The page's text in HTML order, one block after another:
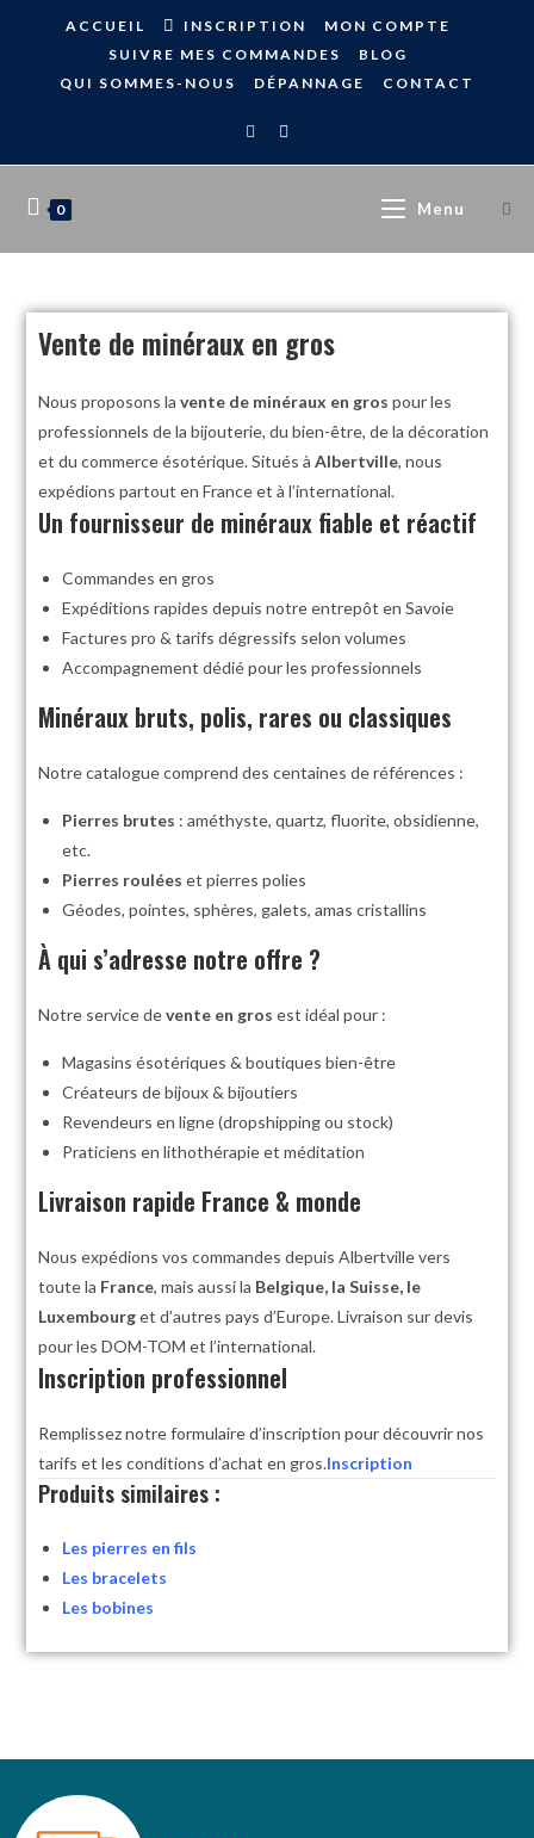
ACCUEIL INSCRIPTION
MON COMPTE
SUIVRE MES COMMANDES
BLOG
QUI SOMMES-NOUS
DÉPANNAGE CONTACT
0 Menu
Vente de minéraux en gros
Nous proposons lavente de minéraux en gros pour les
professionnels de la bijouterie, du bien-être, de la décoration
et du commerce ésotérique. Situés àAlbertville, nous
expédions partout en France et à l’international.
Un fournisseur de minéraux fiable et réactif
Commandes en gros
Expéditions rapides depuis notre entrepôt en Savoie
Factures pro & tarifs dégressifs selon volumes
Accompagnement dédié pour les professionnels
Minéraux bruts, polis, rares ou classiques
Notre catalogue comprend des centaines de références :
Pierres brutes : améthyste, quartz, fluorite, obsidienne,
etc.
Pierres roulées et pierres polies
Géodes, pointes, sphères, galets, amas cristallins
À qui s’adresse notre offre ?
Notre service devente en gros est idéal pour :
Magasins ésotériques & boutiques bien-être
Créateurs de bijoux & bijoutiers
Revendeurs en ligne (dropshipping ou stock)
Praticiens en lithothérapie et méditation
Livraison rapide France & monde
Nous expédions vos commandes depuis Albertville vers
toute la France, mais aussi la Belgique, la Suisse, le
Luxembourget d’autres pays d’Europe. Livraison sur devis
pour les DOM-TOM et l’international.
Inscription professionnel
Remplissez notre formulaire d’inscription pour découvrir nos
tarifs et les conditions d’achat en gros.Inscription
Produits similaires :
Les pierres en fils
Les bracelets
Les bobines